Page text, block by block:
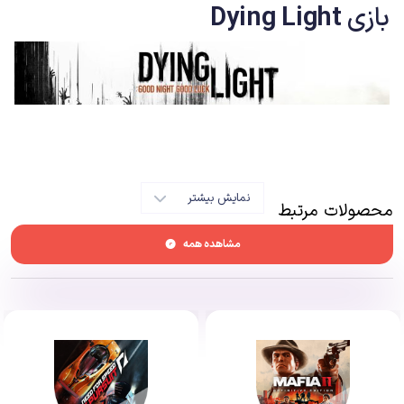
بازی
استودیو لهستانی Techland اولین سری از بازی های
دایینگ لایت Dying Light
را در سال ۲۰۱۵ منتشر شد . تصور ها از این بازی، زامبی کشی و سلاح های گرم بود
نمایش بیشتر محصولات مرتبط
مشاهده همه